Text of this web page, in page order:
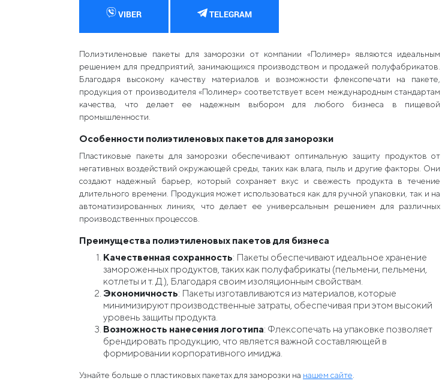
VIBER TELEGRAM
Полиэтиленовые пакеты для заморозки от компании «Полимер» являются идеальным
решением для предприятий, занимающихся производством и продажей полуфабрикатов.
Благодаря высокому качеству материалов и возможности флексопечати на пакете,
продукция от производителя «Полимер» соответствует всем международным стандартам
качества, что делает ее надежным выбором для любого бизнеса в пищевой
промышленности.
Особенности полиэтиленовых пакетов для заморозки
Пластиковые пакеты для заморозки обеспечивают оптимальную защиту продуктов от
негативных воздействий окружающей среды, таких как влага, пыль и другие факторы. Они
создают надежный барьер, который сохраняет вкус и свежесть продукта в течение
длительного времени. Продукция может использоваться как для ручной упаковки, так и на
автоматизированных линиях, что делает ее универсальным решением для различных
производственных процессов.
Преимущества полиэтиленовых пакетов для бизнеса
Качественная сохранность: Пакеты обеспечивают идеальное хранение
замороженных продуктов, таких как полуфабрикаты (пельмени, пельмени,
котлеты и т. Д.), Благодаря своим изоляционным свойствам.
Экономичность: Пакеты изготавливаются из материалов, которые
минимизируют производственные затраты, обеспечивая при этом высокий
уровень защиты продукта.
Возможность нанесения логотипа: Флексопечать на упаковке позволяет
брендировать продукцию, что является важной составляющей в
формировании корпоративного имиджа.
Узнайте больше о пластиковых пакетах для заморозки на нашем сайте